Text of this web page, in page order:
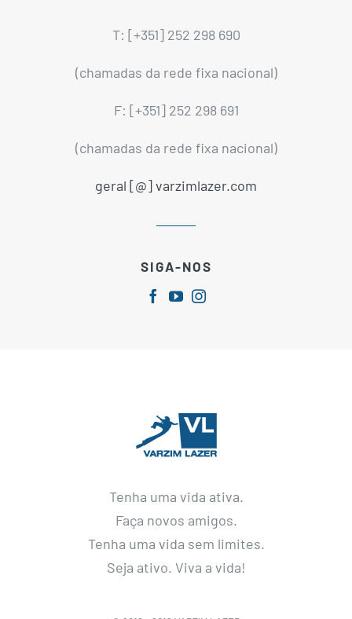
T: [+351] 252 298 690
(chamadas da rede fixa nacional)
F: [+351] 252 298 691
(chamadas da rede fixa nacional)
geral [@] varzimlazer.com
SIGA-NOS
Tenha uma vida ativa.
Faça novos amigos.
Tenha uma vida sem limites.
Seja ativo. Viva a vida!